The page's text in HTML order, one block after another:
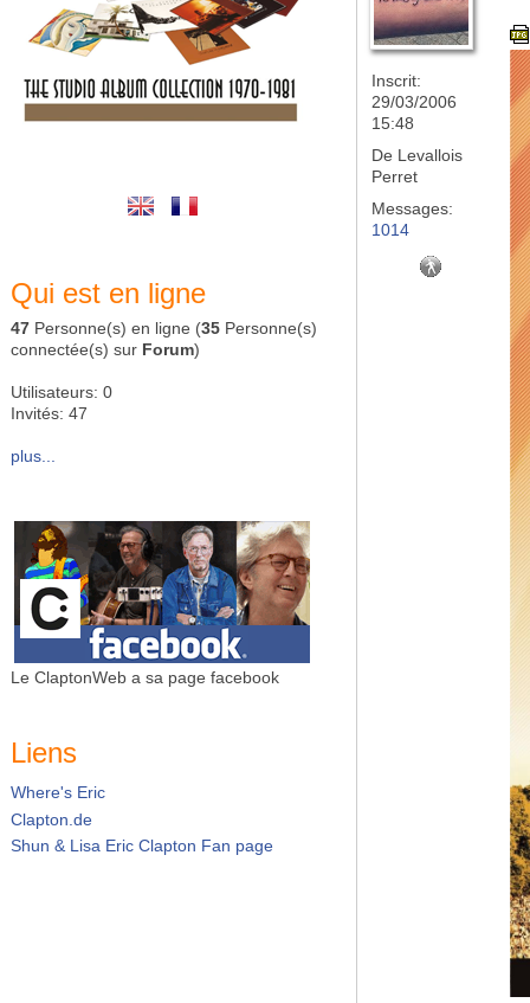
Qui est en ligne
47 Personne(s) en ligne (35 Personne(s)
connectée(s) sur Forum)
Utilisateurs: 0
Invités: 47
plus...
Le ClaptonWeb a sa page facebook
Liens
Where's Eric
Clapton.de
Shun & Lisa Eric Clapton Fan page
Inscrit:
29/03/2006
15:48
De Levallois
Perret
Messages:
1014